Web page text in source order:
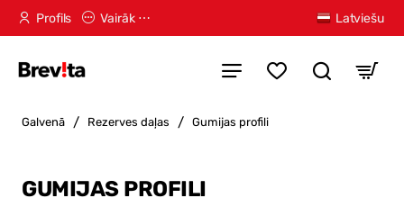
Profils Vairāk ⋯ Latviešu
Galvenā homeRezerves daļas Gumijas profili
GUMIJAS PROFILI